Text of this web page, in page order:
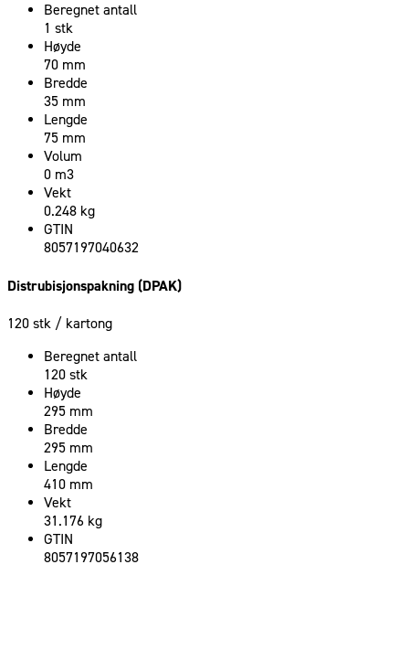
Beregnet antall
1 stk
Høyde
70 mm
Bredde
35 mm
Lengde
75 mm
Volum
0 m3
Vekt
0.248 kg
GTIN
8057197040632
Distrubisjonspakning (DPAK)
120 stk / kartong
Beregnet antall
120 stk
Høyde
295 mm
Bredde
295 mm
Lengde
410 mm
Vekt
31.176 kg
GTIN
8057197056138